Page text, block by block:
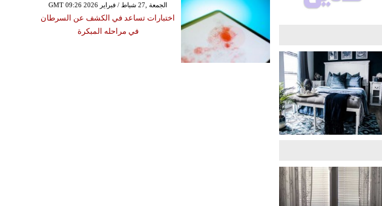
GMT 09:26 2026 الجمعة ,27 شباط / فبراير
اختبارات تساعد في الكشف عن السرطان
في مراحله المبكرة